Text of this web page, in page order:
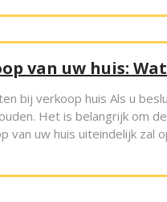
van uw huis:
bij verkoop huis Als u
Het is belangrijk om
van uw huis uiteindelijk